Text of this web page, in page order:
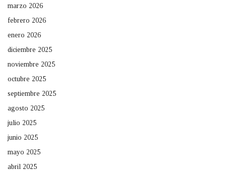
marzo 2026
febrero 2026
enero 2026
diciembre 2025
noviembre 2025
octubre 2025
septiembre 2025
agosto 2025
julio 2025
junio 2025
mayo 2025
abril 2025